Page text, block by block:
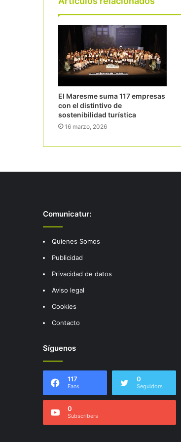
El Maresme suma 117 empresas
con el distintivo de
sostenibilidad turística
16 marzo, 2026
Comunicatur:
Quienes Somos
Publicidad
Privacidad de datos
Aviso legal
Cookies
Contacto
Síguenos
117
Fans
0
Seguidors
0
Subscribers